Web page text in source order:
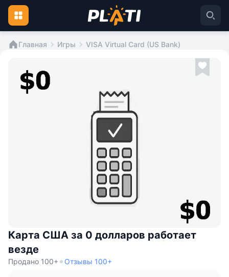
Главная Игры VISA Virtual Card (US Bank)
Карта США за 0 долларов работает
везде
Продано 100+ Отзывы 100+